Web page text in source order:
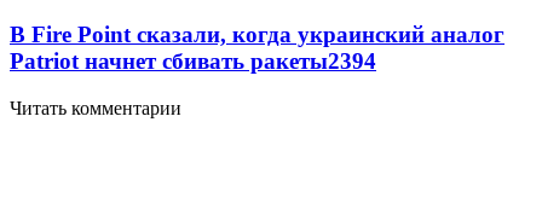
В Fire Point сказали, когда украинский аналог
Patriot начнет сбивать ракеты2394
Читать комментарии